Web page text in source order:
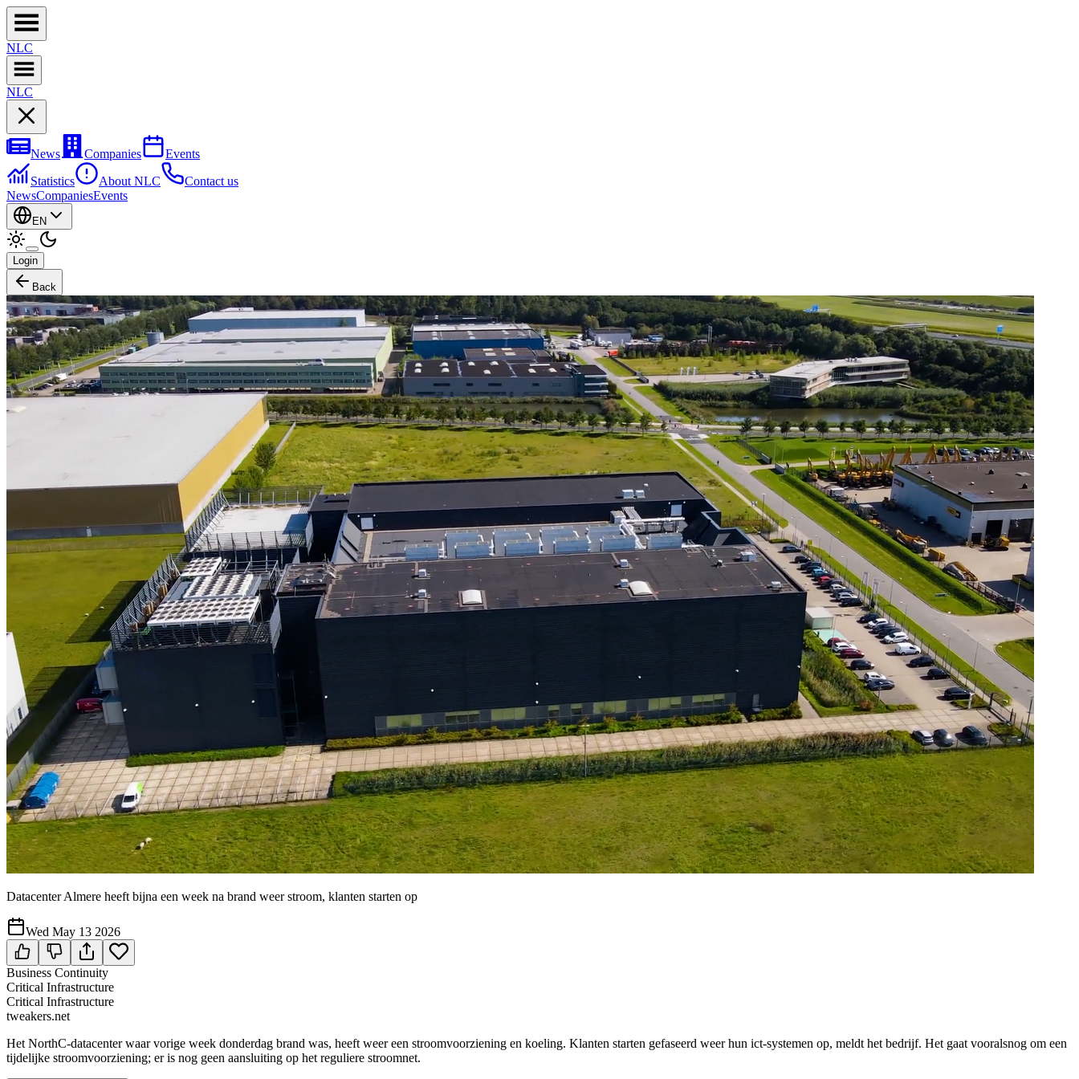
NLC
NLC
News Companies
Events
Statistics
About NLC
Contact us
NewsCompaniesEvents
EN
Login
Back
Datacenter Almere heeft bijna een week na brand weer stroom, klanten starten op
Wed May 13 2026
Business Continuity
Critical Infrastructure
Critical Infrastructure
tweakers.net
Het NorthC-datacenter waar vorige week donderdag brand was, heeft weer een stroomvoorziening en koeling. Klanten starten gefaseerd weer hun ict-systemen op, meldt het bedrijf. Het gaat vooralsnog om een
tijdelijke stroomvoorziening; er is nog geen aansluiting op het reguliere stroomnet.